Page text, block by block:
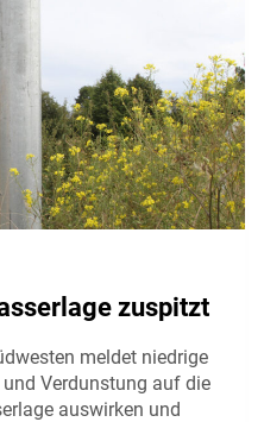
zuspitzt
meldet niedrige
Verdunstung auf die
auswirken und